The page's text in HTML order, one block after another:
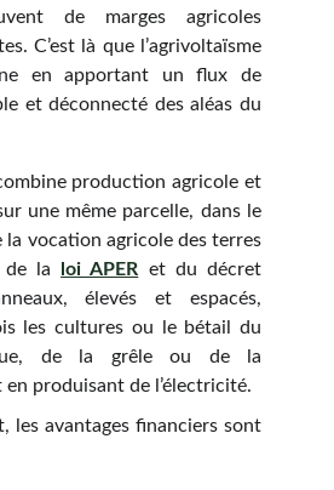
de marges agricoles
C’est là que l’agrivoltaïsme
en apportant un flux de
et déconnecté des aléas du
production agricole et
une même parcelle, dans le
la vocation agricole des terres
de la
loi APER et du décret
élevés et espacés,
les cultures ou le bétail du
de la grêle ou de la
en produisant de l’électricité.
les avantages financiers sont